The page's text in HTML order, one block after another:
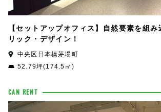
【セットアップオフィス】自然要素を組み
リック・デザイン！
中央区日本橋茅場町
52.79坪(174.5㎡)
CAN RENT